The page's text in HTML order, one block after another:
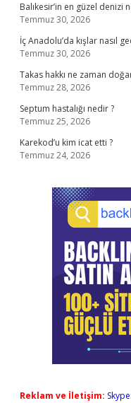
Balıkesir’in en güzel denizi
Temmuz 30, 2026
İç Anadolu’da kışlar nasıl
Temmuz 30, 2026
Takas hakkı ne zaman
Temmuz 28, 2026
Septum hastalığı nedir ?
Temmuz 25, 2026
Karekod’u kim icat etti ?
Temmuz 24, 2026
Reklam ve İletişim: